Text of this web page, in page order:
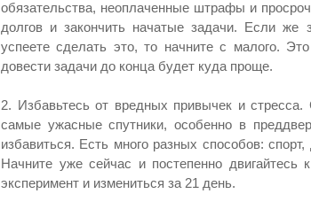
обязательства, неоплаченные штрафы и
долгов и закончить начатые задачи. Если
успеете сделать это, то начните с малого.
довести задачи до конца будет куда проще.
2. Избавьтесь от вредных привычек и
самые ужасные спутники, особенно в
избавиться. Есть много разных способов:
Начните уже сейчас и постепенно двигайтесь
эксперимент и измениться за 21 день.